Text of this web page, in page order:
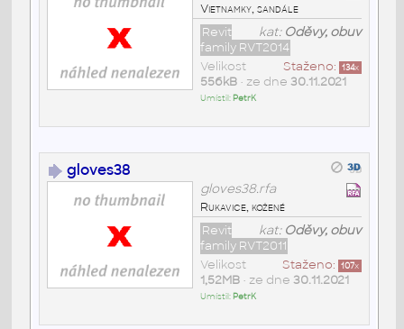
Vietnamky, sandále
kat: Oděvy, obuv
Revit
family RVT2014
Staženo: 134x
Velikost
556kB• ze dne 30.11.2021
Umístil: PetrK
gloves38
gloves38.rfa
Rukavice, kožené
kat: Oděvy, obuv
Revit
family RVT2011
Staženo: 107x
Velikost
1,52MB• ze dne 30.11.2021
Umístil: PetrK